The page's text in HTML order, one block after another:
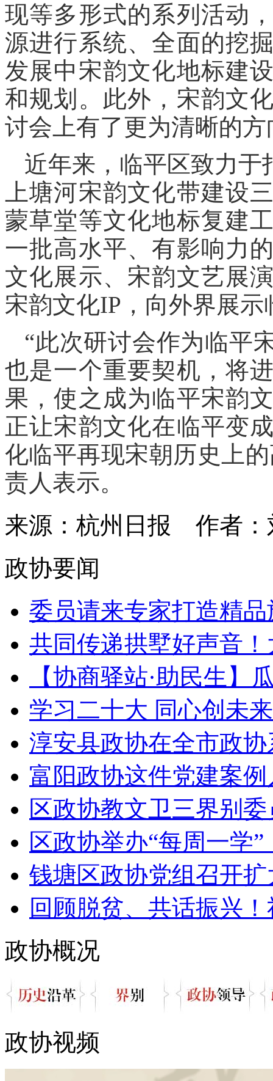
现等多形式的系列活动
源进行系统、全面的挖
发展中宋韵文化地标建
和规划。此外，宋韵文
讨会上有了更为清晰的方
近年来，临平区致力于
上塘河宋韵文化带建设
蒙草堂等文化地标复建
一批高水平、有影响力
文化展示、宋韵文艺展
宋韵文化IP，向外界展
“此次研讨会作为临平
也是一个重要契机，将
果，使之成为临平宋韵
正让宋韵文化在临平变
化临平再现宋朝历史上
责人表示。
来源：杭州日报 作者
政协要闻
委员请来专家打造精
共同传递拱墅好声音
【协商驿站·助民生】
学习二十大 同心创未
淳安县政协在全市政
富阳政协这件党建案
区政协教文卫三界别
区政协举办“每周一学
钱塘区政协党组召开
回顾脱贫、共话振兴
政协概况
政协视频